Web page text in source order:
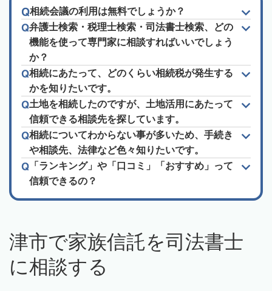
相続会議の利用は無料でしょうか？
弁護士検索・税理士検索・司法書士検索、どの
機能を使って専門家に相談すればいいでしょう
か？
相続にあたって、どのくらい相続税が発生する
かを知りたいです。
土地を相続したのですが、土地活用にあたって
信頼できる相談先を探しています。
相続についてわからない事が多いため、手続き
や相談先、法律など色々知りたいです。
「ランキング」や「口コミ」「おすすめ」って
信頼できるの？
津市で家族信託を司法書士
に相談する